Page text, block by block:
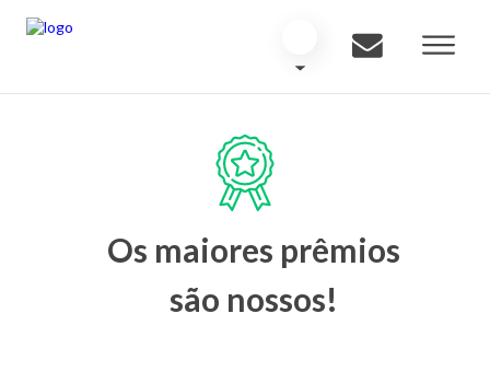
Os maiores prêmios
são nossos!